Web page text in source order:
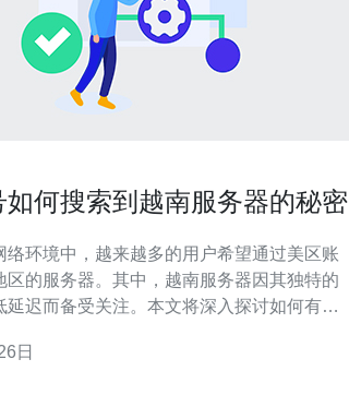
如何搜索到越南服务器的秘密
络环境中，越来越多的用户希望通过美区账
区的服务器。其中，越南服务器因其独特的
延迟而备受关注。本文将深入探讨如何有效
地满足用户的需求。 如何使用美区账
日